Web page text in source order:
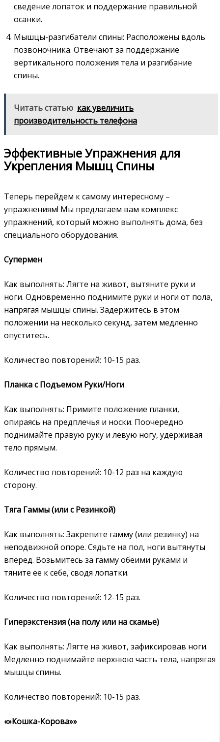
сведение лопаток и поддержание правильной
осанки.
Мышцы-разгибатели спины: Расположены вдоль
позвоночника. Отвечают за поддержание
вертикального положения тела и разгибание
спины.
Читать статью как увеличить
производительность телефона
Эффективные Упражнения для
Укрепления Мышц Спины
Теперь перейдем к самому интересному –
упражнениям! Мы предлагаем вам комплекс
упражнений, который можно выполнять дома, без
специального оборудования.
Супермен
Как выполнять: Лягте на живот, вытяните руки и
ноги. Одновременно поднимите руки и ноги от пола,
напрягая мышцы спины. Задержитесь в этом
положении на несколько секунд, затем медленно
опуститесь.
Количество повторений: 10-15 раз.
Планка с Подъемом Руки/Ноги
Как выполнять: Примите положение планки,
опираясь на предплечья и носки. Поочередно
поднимайте правую руку и левую ногу, удерживая
тело прямым.
Количество повторений: 10-12 раз на каждую
сторону.
Тяга Гаммы (или с Резинкой)
Как выполнять: Закрепите гамму (или резинку) на
неподвижной опоре. Сядьте на пол, ноги вытянуты
вперед. Возьмитесь за гамму обеими руками и
тяните ее к себе, сводя лопатки.
Количество повторений: 12-15 раз.
Гиперэкстензия (на полу или на скамье)
Как выполнять: Лягте на живот, зафиксировав ноги.
Медленно поднимайте верхнюю часть тела, напрягая
мышцы спины.
Количество повторений: 10-15 раз.
«»Кошка-Корова»»